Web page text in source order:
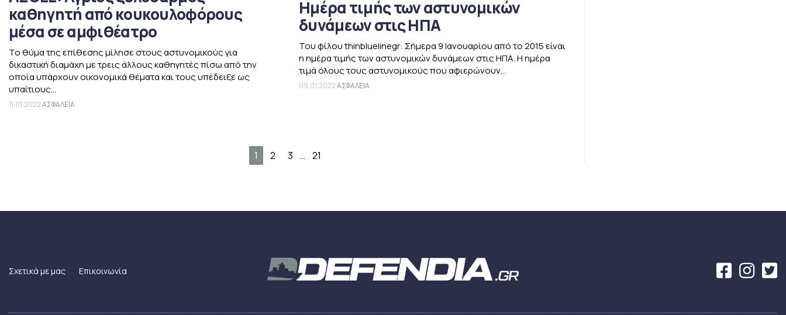
καθηγητή από κουκουλοφόρους
μέσα σε αμφιθέατρο
Το θύμα της επίθεσης μίλησε στους αστυνομικούς για
δικαστική διαμάχη με τρεις άλλους καθηγητές πίσω από την
οποία υπάρχουν οικονομικά θέματα και τους υπέδειξε ως
υπαίτιους...
11.01.2022ΑΣΦΑΛΕΙΑ
Ημέρα τιμής των αστυνομικών
δυνάμεων στις ΗΠΑ
Του φίλου thinbluelinegr: Σήμερα 9 Ιανουαρίου από το 2015 είναι
η ημέρα τιμής των αστυνομικών δυνάμεων στις ΗΠΑ. Η ημέρα
τιμά όλους τους αστυνομικούς που αφιερώνουν...
09.01.2022ΑΣΦΑΛΕΙΑ
1 2 3 … 21
Σχετικά με μας Επικοινωνία